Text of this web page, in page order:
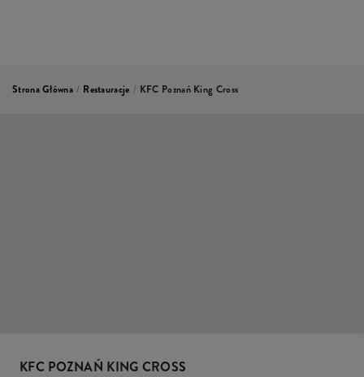
Strona Główna / Restauracje / KFC Poznań King Cross
KFC POZNAŃ KING CROSS